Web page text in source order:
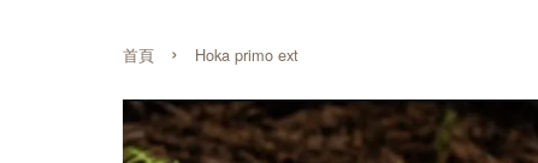
首頁 › Hoka primo ext